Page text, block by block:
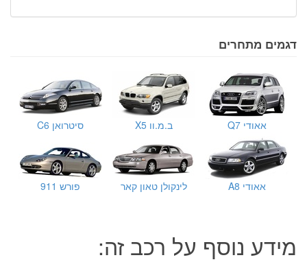
דגמים מתחרים
אאודי Q7 ב.מ.וו X5 סיטרואן C6
אאודי A8 לינקולן טאון קאר פורש 911
מידע נוסף על רכב זה: